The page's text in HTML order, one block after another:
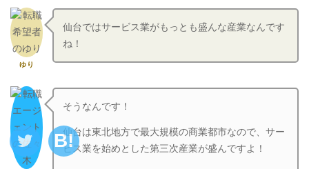
ゆり
仙台ではサービス業がもっとも盛んな産業なんです
ね！
そうなんです！
仙台は東北地方で最大規模の商業都市なので、サー
ビス業を始めとした第三次産業が盛んですよ！